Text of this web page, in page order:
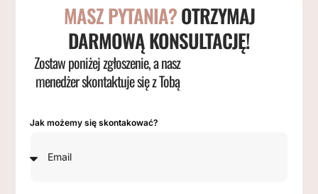
MASZ PYTANIA?OTRZYMAJ
DARMOWĄ KONSULTACJĘ!
Zostaw poniżej zgłoszenie, a nasz
menedżer skontaktuje się z Tobą
Jak możemy się skontakować?